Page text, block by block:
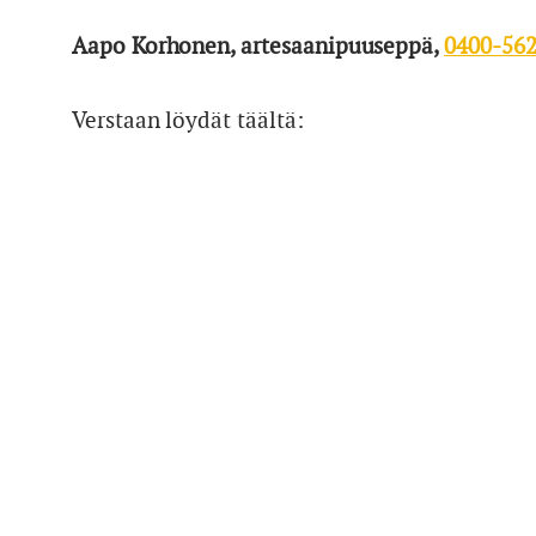
Aapo Korhonen, artesaanipuuseppä,0400-
Verstaan löydät täältä: